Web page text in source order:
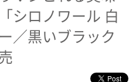
シロノワール 白
／黒いブラック